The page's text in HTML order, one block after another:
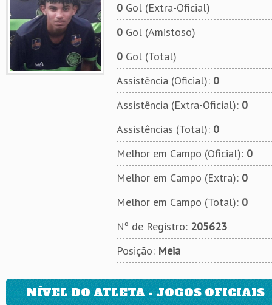
0Gol (Extra-Oficial)
0Gol (Amistoso)
0Gol (Total)
Assistência (Oficial): 0
Assistência (Extra-Oficial): 0
Assistências (Total): 0
Melhor em Campo (Oficial): 0
Melhor em Campo (Extra): 0
Melhor em Campo (Total): 0
Nº de Registro: 205623
Posição: Meia
NÍVEL DO ATLETA - JOGOS OFICIAIS